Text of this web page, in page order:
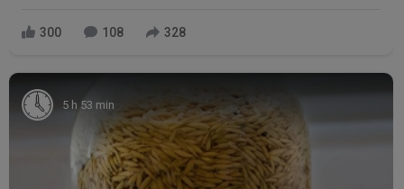
300 108 328
5 h 53 min